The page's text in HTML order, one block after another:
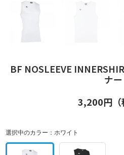
BF NOSLEEVE
ナー
3,200円（
選択中のカラー：ホワイト